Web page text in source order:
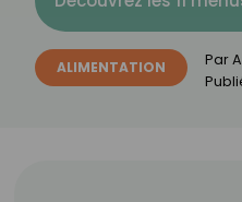
ALIMENTATION Par